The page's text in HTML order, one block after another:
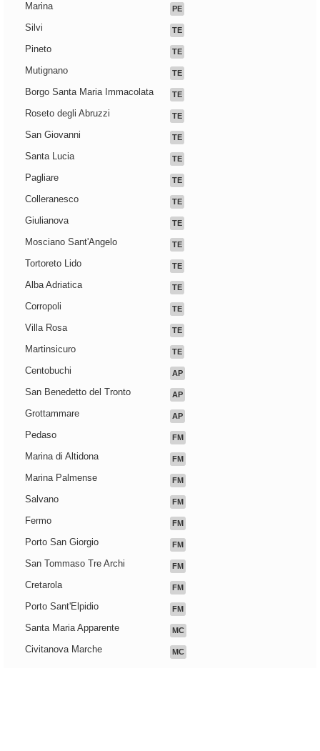
Marina PE
Silvi TE
Pineto TE
Mutignano TE
Borgo Santa Maria Immacolata TE
Roseto degli Abruzzi TE
San Giovanni TE
Santa Lucia TE
Pagliare TE
Colleranesco TE
Giulianova TE
Mosciano Sant'Angelo TE
Tortoreto Lido TE
Alba Adriatica TE
Corropoli TE
Villa Rosa TE
Martinsicuro TE
Centobuchi AP
San Benedetto del Tronto AP
Grottammare AP
Pedaso FM
Marina di Altidona FM
Marina Palmense FM
Salvano FM
Fermo FM
Porto San Giorgio FM
San Tommaso Tre Archi FM
Cretarola FM
Porto Sant'Elpidio FM
Santa Maria Apparente MC
Civitanova Marche MC